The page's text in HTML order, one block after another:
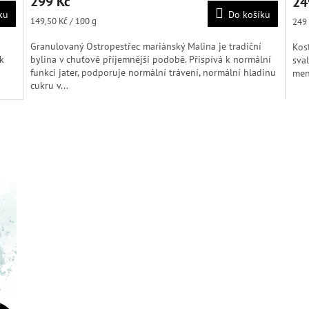
je
z
5
hvězdiček.
Měrná
149,50 Kč / 100 g
Do košíku
Granulovaný Ostropestřec mariánský Malina je tradiční
bylina v chuťově příjemnější podobě. Přispívá k normální
funkci jater, podporuje normální trávení, normální hladinu
cukru v...
je
z